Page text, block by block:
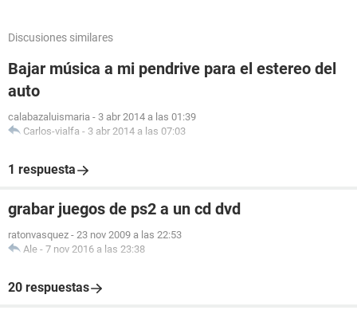
Discusiones similares
Bajar música a mi pendrive para el estereo del
auto
calabazaluismaria - 3 abr 2014 a las 01:39
Carlos-vialfa - 3 abr 2014 a las 07:03
1 respuesta
grabar juegos de ps2 a un cd dvd
ratonvasquez - 23 nov 2009 a las 22:53
Ale - 7 nov 2016 a las 23:38
20 respuestas